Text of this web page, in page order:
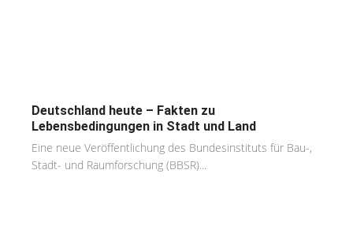
Deutschland heute – Fakten zu
Lebensbedingungen in Stadt und Land
Eine neue Veröffentlichung des Bundesinstituts für Bau-,
Stadt- und Raumforschung (BBSR)...